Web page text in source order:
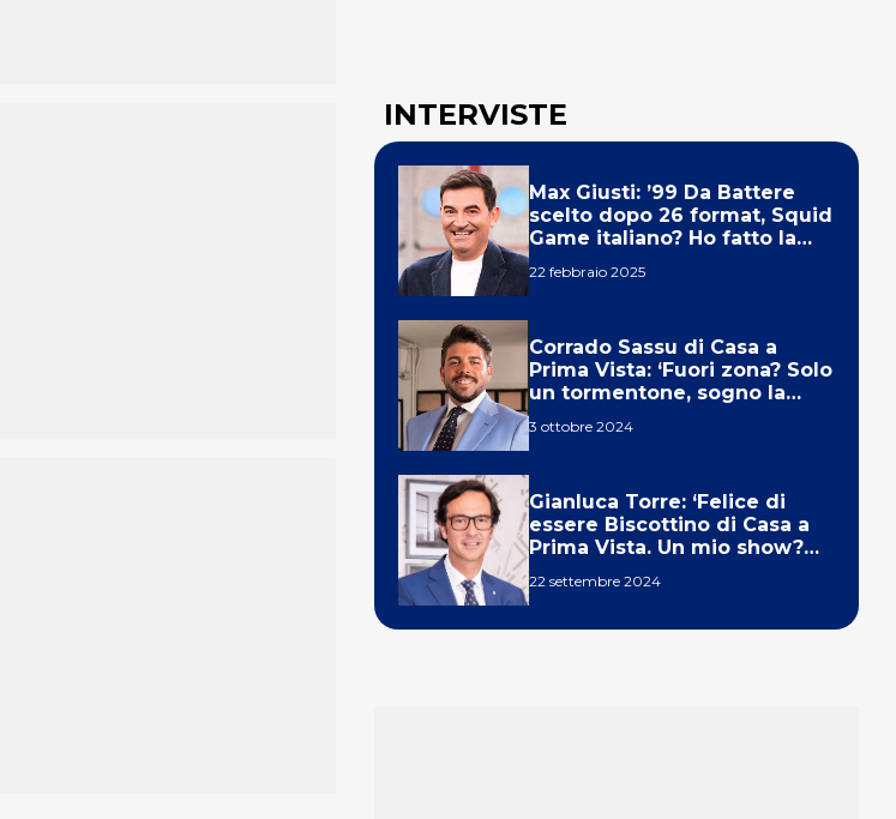
INTERVISTE
Max Giusti: ’99 Da Battere
scelto dopo 26 format, Squid
Game italiano? Ho fatto la
22 febbraio 2025
Corrado Sassu di Casa a
Prima Vista: ‘Fuori zona? Solo
un tormentone, sogno la
3 ottobre 2024
Gianluca Torre: ‘Felice di
essere Biscottino di Casa a
Prima Vista. Un mio show?
22 settembre 2024